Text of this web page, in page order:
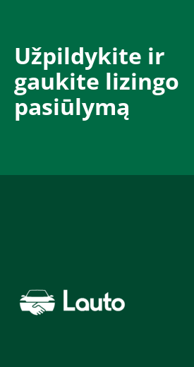
Užpildykite ir
gaukite lizingo
pasiūlymą​​​